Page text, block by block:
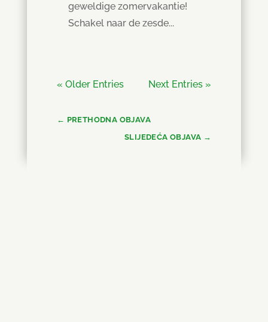
geweldige zomervakantie!
Schakel naar de zesde...
« Older Entries Next Entries »
← PRETHODNA OBJAVA
SLIJEDEĆA OBJAVA →